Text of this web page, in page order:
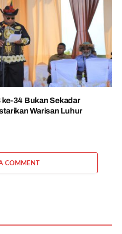
34 Bukan Sekadar
Warisan Luhur
COMMENT